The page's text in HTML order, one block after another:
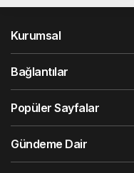
Kurumsal
Bağlantılar
Popüler Sayfalar
Gündeme Dair